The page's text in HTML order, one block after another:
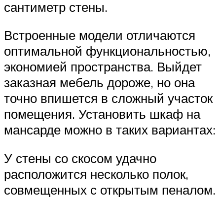
сантиметр стены.
Встроенные модели отличаются
оптимальной функциональностью,
экономией пространства. Выйдет
заказная мебель дороже, но она
точно впишется в сложный участок
помещения. Установить шкаф на
мансарде можно в таких вариантах:
У стены со скосом удачно
расположится несколько полок,
совмещенных с открытым пеналом.